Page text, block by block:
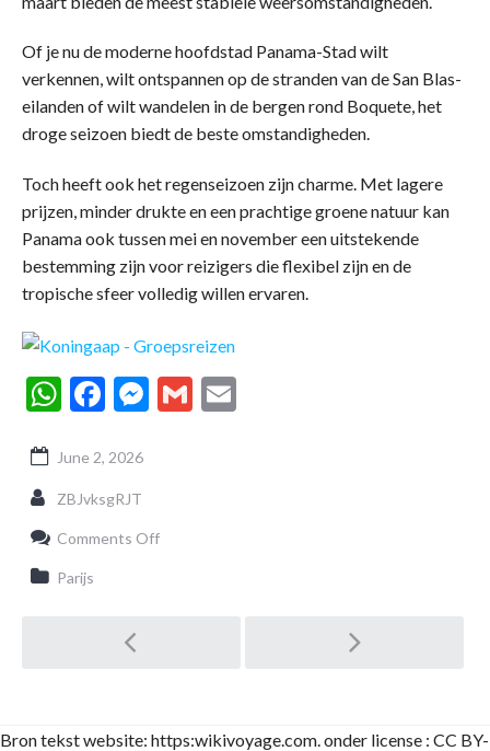
Of je nu de moderne hoofdstad Panama-Stad wilt
verkennen, wilt ontspannen op de stranden van de San Blas-
eilanden of wilt wandelen in de bergen rond Boquete, het
droge seizoen biedt de beste omstandigheden.
Toch heeft ook het regenseizoen zijn charme. Met lagere
prijzen, minder drukte en een prachtige groene natuur kan
Panama ook tussen mei en november een uitstekende
bestemming zijn voor reizigers die flexibel zijn en de
tropische sfeer volledig willen ervaren.
WhatsApp
Facebook
Messenger
Gmail
June 2, 2026
ZBJvksgRJT
Comments Offon
regio
Parijs
Post
Bron tekst website: https:wikivoyage.com. onder license : CC BY-